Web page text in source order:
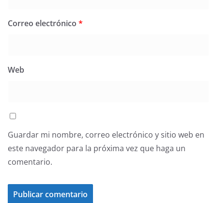
Correo electrónico *
Web
Guardar mi nombre, correo electrónico y sitio web en
este navegador para la próxima vez que haga un
comentario.